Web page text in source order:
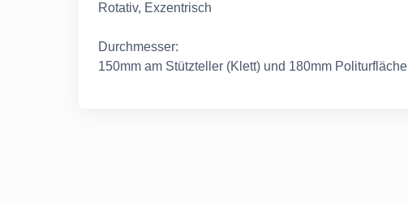
Rotativ, Exzentrisch
Durchmesser:
150mm am Stützteller (Klett) und 180mm Politurfläche